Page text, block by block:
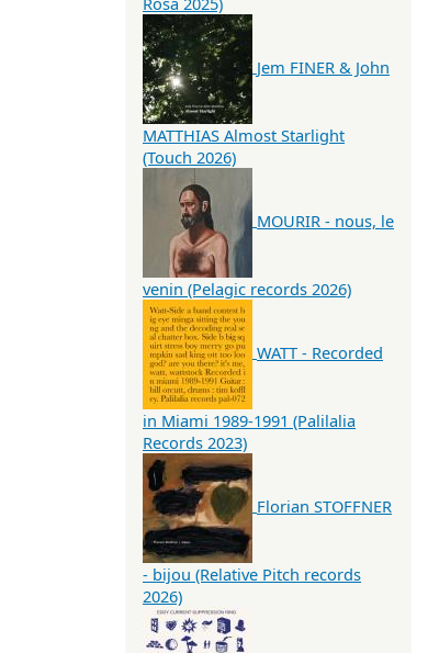
Jem FINER & John
MATTHIAS Almost Starlight
(Touch 2026)
MOURIR - nous, le
venin (Pelagic records 2026)
WATT - Recorded
in Miami 1989-1991 (Palilalia
Records 2023)
Florian STOFFNER
- bijou (Relative Pitch records
2026)